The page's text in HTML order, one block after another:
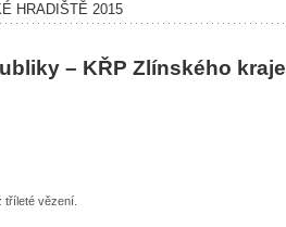
HRADIŠTĚ 2015
– KŘP Zlínského kraje
tříleté vězení.